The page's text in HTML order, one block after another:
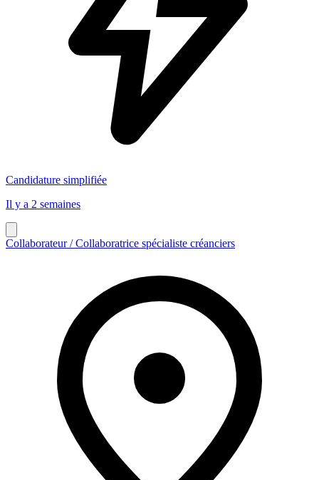
Candidature simplifiée
Il y a 2 semaines
Collaborateur / Collaboratrice spécialiste créanciers